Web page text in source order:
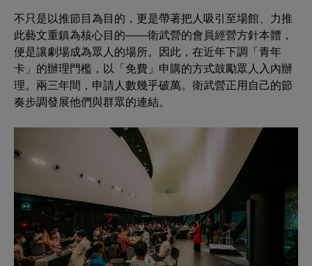
不只是以推節目為目的，更是帶著把人吸引至場館、力推
此藝文重鎮為核心目的——衛武營的會員經營方針本體，
便是讓劇場成為眾人的場所。因此，在近年下調「青年
卡」的辦理門檻，以「免費」申購的方式鼓勵眾人入內辦
理。兩三年間，申請人數幾乎破萬。衛武營正用自己的節
奏步調發展他們與群眾的連結。